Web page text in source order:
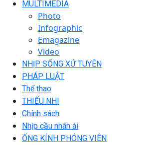
MULTIMEDIA
Photo
Infographic
Emagazine
Video
NHỊP SỐNG XỨ TUYÊN
PHÁP LUẬT
Thể thao
THIẾU NHI
Chính sách
Nhịp cầu nhân ái
ỐNG KÍNH PHÓNG VIÊN